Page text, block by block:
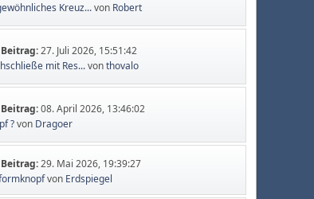
Kreuz...von Robert
27. Juli 2026, 15:51:42
mit Res...vonthovalo
08. April 2026, 13:46:02
?von Dragoer
29. Mai 2026, 19:39:27
von Erdspiegel